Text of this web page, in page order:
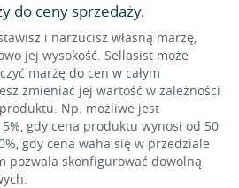
do ceny sprzedaży.
i narzucisz własną marżę,
jej wysokość. Sellasist może
marżę do cen w całym
zmieniać jej wartość w zależności
Np. możliwe jest
gdy cena produktu wynosi od 50
gdy cena waha się w przedziale
pozwala skonfigurować dowolną